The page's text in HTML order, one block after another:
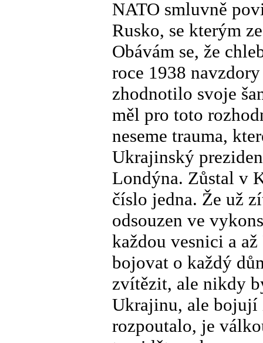
NATO smluvně
Rusko, se kterým
Obávám se, že
roce 1938
zhodnotilo svoje
měl pro toto
neseme trauma,
Ukrajinský
Londýna. Zůstal v
číslo jedna. Že už
odsouzen ve
každou vesnici a
bojovat o každý
zvítězit, ale nikdy
Ukrajinu, ale bojují
rozpoutalo, je